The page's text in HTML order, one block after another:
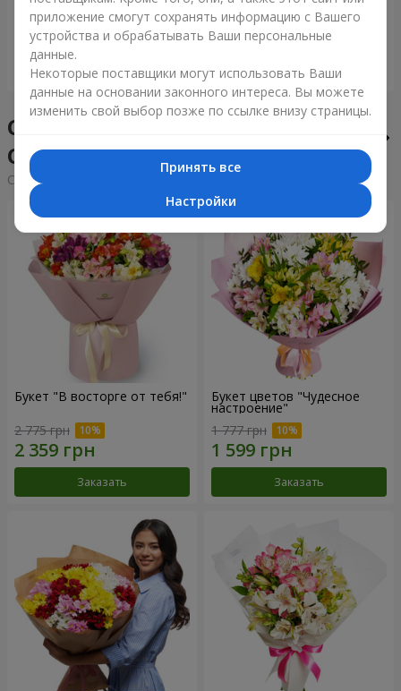
6 922 грн
Заказать
1 554 грн
Заказать
Сборные букеты в городе
Сколе
Cортировка: дорогие
Букет "В восторге от тебя!"
2 775 грн
Заказать
Букет цветов "Чудесное
настроение"
1 777 грн
Заказать
приложение смогут сохранять информацию с Вашего
устройства и обрабатывать Ваши персональные
данные.
Некоторые поставщики могут использовать Ваши
данные на основании законного интереса. Вы можете
изменить свой выбор позже по ссылке внизу страницы.
Принять все
Настройки